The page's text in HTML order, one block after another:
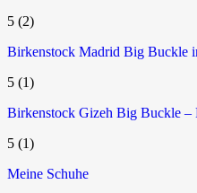
5 (2)
Birkenstock Madrid Big Buckle
5 (1)
Birkenstock Gizeh Big Buckle –
5 (1)
Meine Schuhe